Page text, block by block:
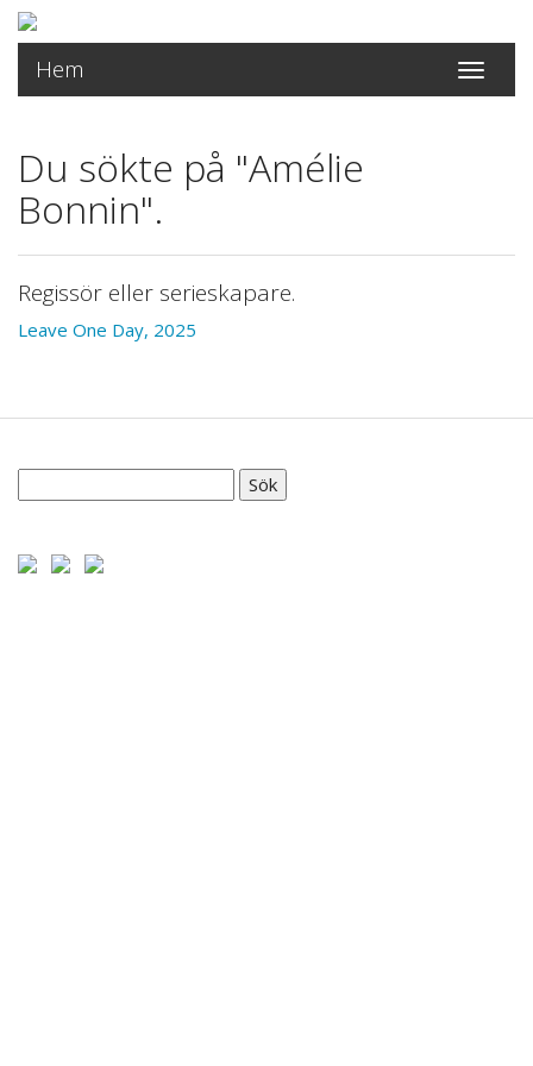
Toggle
Hem
Du sökte på "Amélie
Bonnin".
Regissör eller serieskapare.
Leave One Day, 2025
Sök